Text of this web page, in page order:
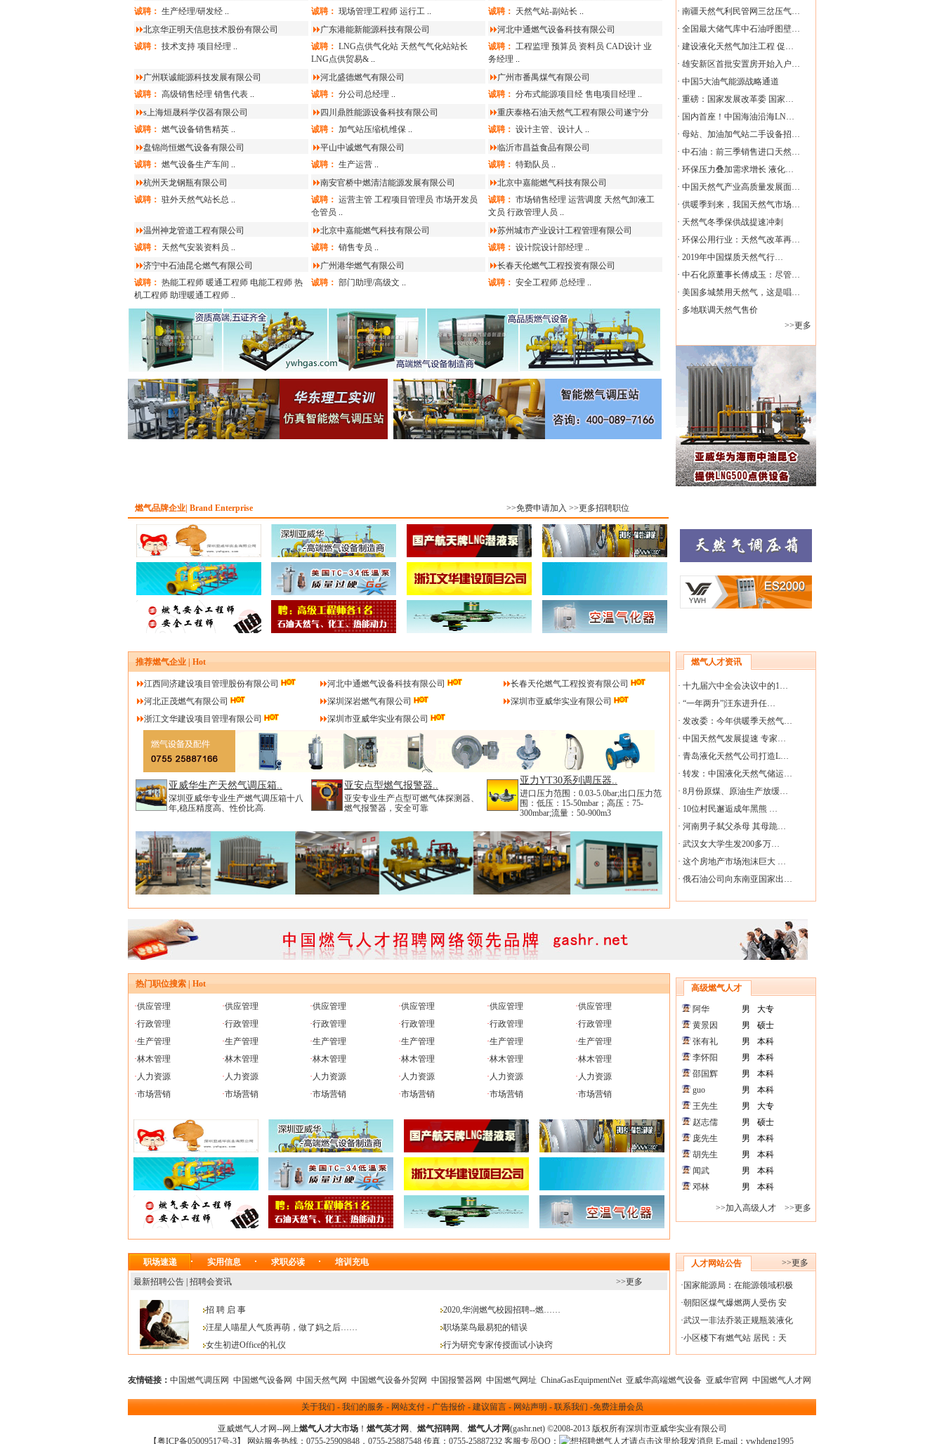
· 南疆天然气利民管网三岔压气…
· 全国最大储气库中石油呼图壁…
· 建设液化天然气加注工程 促…
· 雄安新区首批安置房开始入户…
· 中国5大油气能源战略通道
· 重磅：国家发展改革委 国家…
· 国内首座！中国海油沿海LN…
· 母站、加油加气站二手设备招…
· 中石油：前三季销售进口天然…
· 环保压力叠加需求增长 液化…
· 中国天然气产业高质量发展面…
· 供暖季到来，我国天然气市场…
· 天然气冬季保供战提速冲刺
· 环保公用行业：天然气改革再…
· 2019年中国煤质天然气行…
· 中石化原董事长傅成玉：尽管…
· 美国多城禁用天然气，这是唱…
· 多地联调天然气售价
>>更多
诚聘： 生产经理/研发经 ..
诚聘： 现场管理工程师 运行工 ..
诚聘： 天然气站-副站长 ..
北京华正明天信息技术股份有限公司
诚聘： 技术支持 项目经理 ..
广东港能新能源科技有限公司
诚聘： LNG点供气化站 天然气气化站站长
LNG点供贸易& ..
河北中通燃气设备科技有限公司
诚聘： 工程监理 预算员 资料员 CAD设计 业
务经理 ..
广州联诚能源科技发展有限公司
诚聘： 高级销售经理 销售代表 ..
河北盛德燃气有限公司
诚聘： 分公司总经理 ..
广州市番禺煤气有限公司
诚聘： 分布式能源项目经 售电项目经理 ..
s上海烜晟科学仪器有限公司
诚聘： 燃气设备销售精英 ..
四川鼎胜能源设备科技有限公司
诚聘： 加气站压缩机维保 ..
重庆泰格石油天然气工程有限公司遂宁分
诚聘： 设计主管、设计人 ..
盘锦尚恒燃气设备有限公司
诚聘： 燃气设备生产车间 ..
平山中诚燃气有限公司
诚聘： 生产运营 ..
临沂市昌益食品有限公司
诚聘： 特勤队员 ..
杭州天龙钢瓶有限公司
诚聘： 驻外天然气站长总 ..
南安官桥中燃清洁能源发展有限公司
诚聘： 运营主管 工程项目管理员 市场开发员
仓管员 ..
北京中嘉能燃气科技有限公司
诚聘： 市场销售经理 运营调度 天然气卸液工
文员 行政管理人员 ..
温州神龙管道工程有限公司
诚聘： 天然气安装资料员 ..
北京中嘉能燃气科技有限公司
诚聘： 销售专员 ..
苏州城市产业设计工程管理有限公司
诚聘： 设计院设计部经理 ..
济宁中石油昆仑燃气有限公司
诚聘： 热能工程师 暖通工程师 电能工程师 热
机工程师 助理暖通工程师 ..
广州港华燃气有限公司
诚聘： 部门助理/高级文 ..
长春天伦燃气工程投资有限公司
诚聘： 安全工程师 总经理 ..
燃气品牌企业| Brand Enterprise >>免费申请加入 >>更多招聘职位
推荐燃气企业 | Hot
江西同济建设项目管理股份有限公司 河北中通燃气设备科技有限公司
长春天伦燃气工程投资有限公司
河北正茂燃气有限公司
深圳深岩燃气有限公司
深圳市亚威华实业有限公司
浙江文华建设项目管理有限公司
深圳市亚威华实业有限公司
亚威华生产天然气调压箱..
深圳亚威华专业生产燃气调压箱十八
年,稳压精度高、性价比高.
亚安点型燃气报警器..
亚安专业生产点型可燃气体探测器、
燃气报警器，安全可靠
亚力YT30系列调压器..
进口压力范围：0.03-5.0bar;出口压力范
围：低压：15-50mbar；高压：75-
300mbar;流量：50-900m3
燃气人才资讯
· 十九届六中全会决议中的1…
· “一年两升”|汪东进升任…
· 发改委：今年供暖季天然气…
· 中国天然气发展提速 专家…
· 青岛液化天然气公司打造L…
· 转发：中国液化天然气储运…
· 8月份原煤、原油生产放缓…
· 10位村民邂逅成年黑熊 …
· 河南男子弑父杀母 其母跪…
· 武汉女大学生发200多万…
· 这个房地产市场泡沫巨大 …
· 俄石油公司向东南亚国家出…
热门职位搜索 | Hot
·供应管理 ·供应管理 ·供应管理 ·供应管理 ·供应管理 ·供应管理
·行政管理 ·行政管理 ·行政管理 ·行政管理 ·行政管理 ·行政管理
·生产管理 ·生产管理 ·生产管理 ·生产管理 ·生产管理 ·生产管理
·林木管理 ·林木管理 ·林木管理 ·林木管理 ·林木管理 ·林木管理
· 人力资源 · 人力资源 · 人力资源 · 人力资源 · 人力资源 · 人力资源
·市场营销 ·市场营销 ·市场营销 ·市场营销 ·市场营销 ·市场营销
高级燃气人才
阿华 男
大专
黄景因
男
硕士
张有礼
男
本科
李怀阳
男
本科
邵国辉
男
本科
guo
男
本科
王先生
男
大专
赵志儒
男
硕士
庞先生
男
本科
胡先生
男
本科
闻武
男
本科
邓林
男 本科
>>加入高级人才 >>更多
职场速递 实用信息 求职必读
培训充电
最新招聘公告 招聘会资讯 >>更多
招 聘 启 事
汪星人喵星人气质再萌，做了妈之后……
女生初进Office的礼仪
2020,华润燃气校园招聘--燃……
职场菜鸟最易犯的错误
行为研究专家传授面试小诀窍
人才网站公告 >>更多
· 国家能源局：在能源领域积极
·朝阳区煤气爆燃两人受伤 安
·武汉一非法乔装正规瓶装液化
·小区楼下有燃气站 居民：天
友情链接： 中国燃气调压网 中国燃气设备网 中国天然气网 中国燃气设备外贸网 中国报警器网 中国燃气网址 ChinaGasEquipmentNet 亚威华高端燃气设备 亚威华官网 中国燃气人才网
关于我们 - 我们的服务 - 网站支付- 广告报价- 建议留言- 网站声明 - 联系我们 -免费注册会员
亚威燃气人才网--网上燃气人才大市场！ 燃气英才网 、 燃气招聘网 、 燃气人才网(gashr.net) ©2008-2013 版权所有深圳市亚威华实业有限公司
【粤ICP备05009517号-3】 网站服务热线：0755-25909848，0755-25887548 传真：0755-25887232 客服专员QQ： E-mail： ywhdeng1995